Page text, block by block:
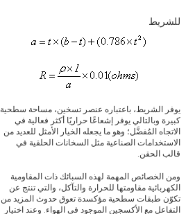
للشريط
يوفر الشريط، باعتباره عنصر تسخين، مساحة سطحية
كبيرة وبالتالي يوفر إشعاعًا حراريًا أكثر فعالية في
الاتجاه المُفضَّل؛ وهو ما يجعله الخيار الأمثل للعديد من
الاستخدامات الصناعية مثل السخانات الحلقية في
قالب الحقن.
ومن الخصائص المهمة لهذه السبائك ذات المقاومية
الكهربائية مقاومتها للحرارة والتآكل، والتي تنتج عن
تكوّن طبقات سطحية مؤكسدة تعوق حدوث المزيد من
التفاعل مع الأكسجين الموجود في الهواء. وعند اختيار